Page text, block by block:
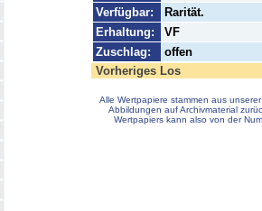
Verfügbar:
Rarität.
Erhaltung:
VF
Zuschlag:
offen
Vorheriges Los
Alle Wertpapiere stammen aus
Abbildungen auf Archivmaterial
Wertpapiers kann also von der